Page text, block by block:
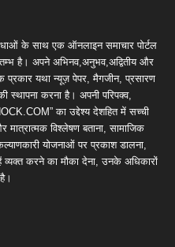
के साथ एक ऑनलाइन समाचार पोर्टल
है। अपने अभिनव,अनुभव,अद्वितीय और
प्रकार यथा न्यूज़ पेपर, मैगजीन, प्रसारण
स्थापना करना है। अपनी परिपक्व,
का उद्देश्य देशहित में सच्ची
विश्लेषण बताना, सामाजिक
योजनाओं पर प्रकाश डालना,
करने का मौका देना, उनके अधिकारों